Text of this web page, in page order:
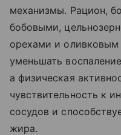
механизмы. Рацион,
бобовыми,
орехами и
уменьшать
а физическая
чувствительность к
сосудов и
жира.